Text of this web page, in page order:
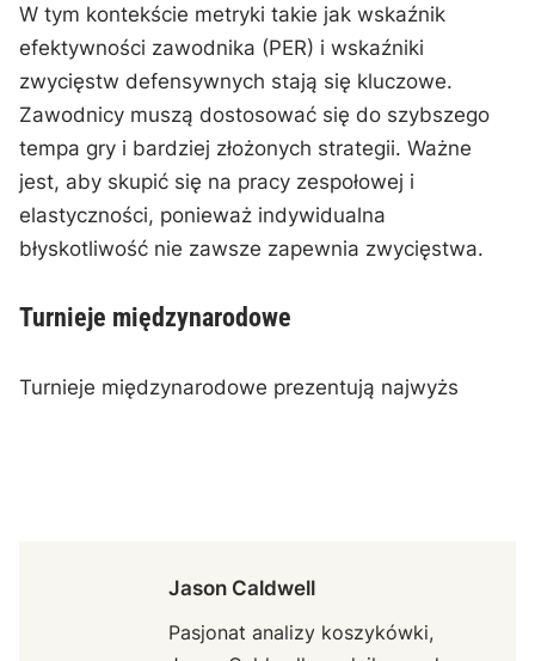
W tym kontekście metryki takie jak wskaźnik
efektywności zawodnika (PER) i wskaźniki
zwycięstw defensywnych stają się kluczowe.
Zawodnicy muszą dostosować się do szybszego
tempa gry i bardziej złożonych strategii. Ważne
jest, aby skupić się na pracy zespołowej i
elastyczności, ponieważ indywidualna
błyskotliwość nie zawsze zapewnia zwycięstwa.
Turnieje międzynarodowe
Turnieje międzynarodowe prezentują najwyżs
Jason Caldwell
Pasjonat analizy koszykówki,